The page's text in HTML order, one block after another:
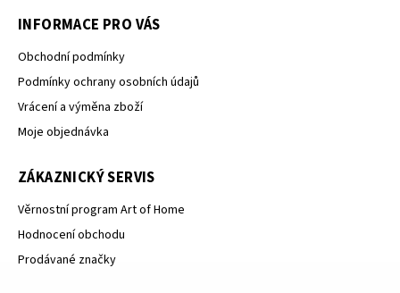
INFORMACE PRO VÁS
Obchodní podmínky
Podmínky ochrany osobních údajů
Vrácení a výměna zboží
Moje objednávka
ZÁKAZNICKÝ SERVIS
Věrnostní program Art of Home
Hodnocení obchodu
Prodávané značky